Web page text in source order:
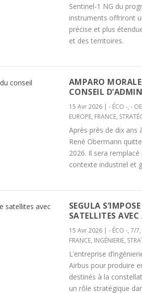
Sentinel-1 NG du
instruments offriront
précise et plus
et des territoires.
AMPARO
CONSEIL
15 Avr 2026| - ÉCO -, -
EUROPE, FRANCE,
Après près de dix ans
René Obermann
2026. Il sera
contexte industriel et
SEGULA
SATELLITES AVEC
15 Avr 2026| - ÉCO -, 7/7,
FRANCE, INGÉNIERIE,
L’entreprise
Airbus pour produire
destinés à la
un rôle stratégique